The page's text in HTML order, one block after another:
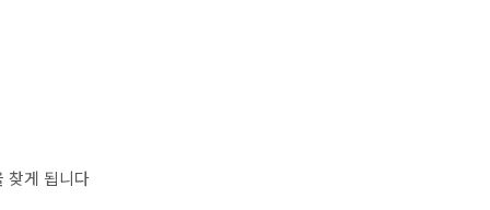
찾게 됩니다